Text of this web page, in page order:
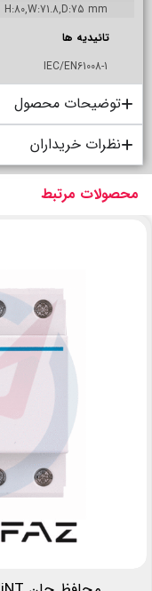
H:80,W:71.8,D:75 mm
تائیدیه ها
IEC/EN61008-1
توضیحات محصول
نظرات خریداران
محصولات مرتبط